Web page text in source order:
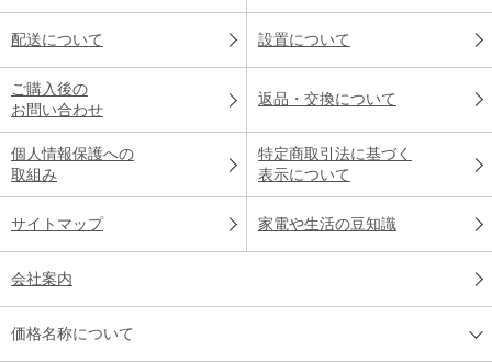
配送について 設置について
ご購入後の
お問い合わせ
返品・交換について
個人情報保護への
取組み
特定商取引法に基づく
表示について
サイトマップ 家電や生活の豆知識
会社案内
価格名称について